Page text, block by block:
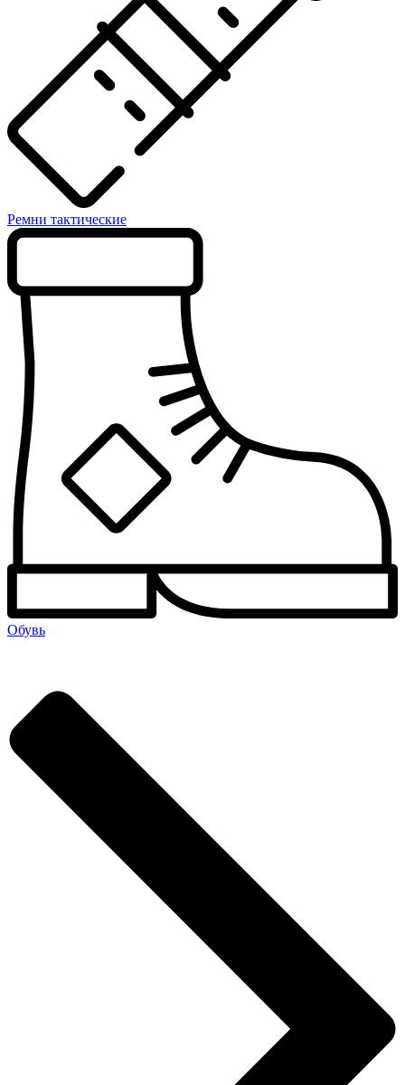
Ремни тактические
Обувь